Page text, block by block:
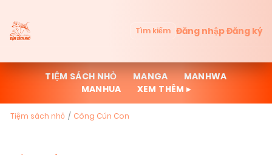
Tìm kiếm Đăng nhậpĐăng ký
TIỆM SÁCH NHỎ MANGA
MANHWA
MANHUA
XEM THÊM ▸
Tiệm sách nhỏ Công Cún Con